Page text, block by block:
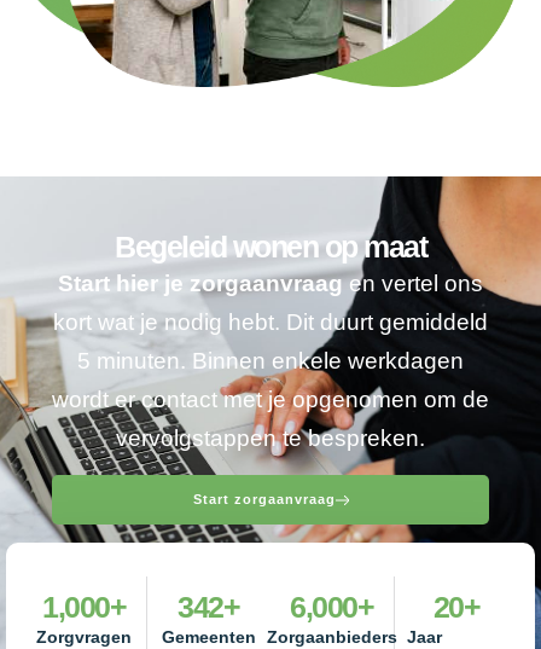
Begeleid wonen op maat
Start hier je zorgaanvraagen vertel ons
kort wat je nodig hebt. Dit duurt gemiddeld
5 minuten. Binnen enkele werkdagen
wordt er contact met je opgenomen om de
vervolgstappen te bespreken.
Start zorgaanvraag
Zorgvragen
1,000+
Gemeenten
342+
Zorgaanbieders
6,000+
Jaar
20+